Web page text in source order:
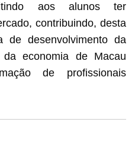
aos alunos ter
contribuindo, desta
de desenvolvimento da
da economia de Macau
de profissionais